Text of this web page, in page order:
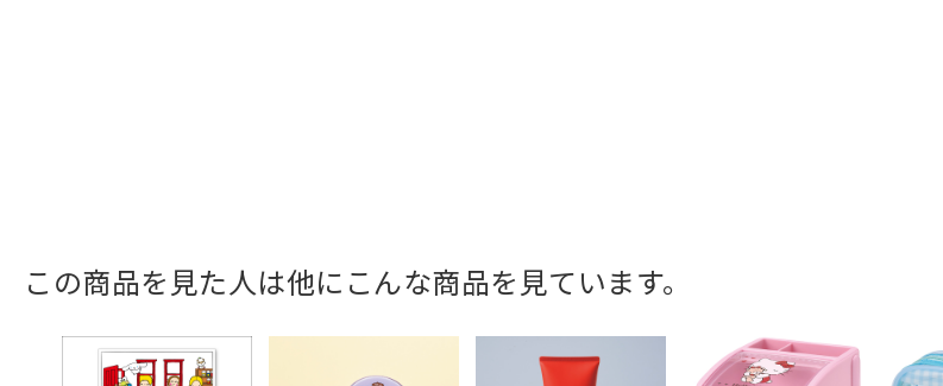
この商品を見た人は他にこんな商品を見ています。